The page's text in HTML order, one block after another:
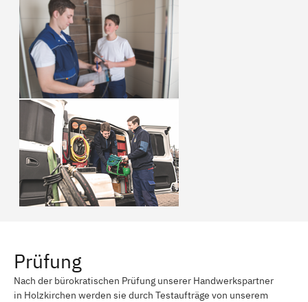
Prüfung
Nach der bürokratischen Prüfung unserer Handwerkspartner
in Holzkirchen werden sie durch Testaufträge von unserem